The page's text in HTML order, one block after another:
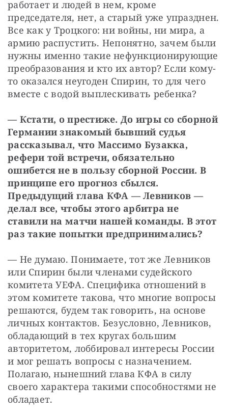
работает и людей в нем, кроме
председателя, нет, а старый уже упразднен.
Все как у Троцкого: ни войны, ни мира, а
армию распустить. Непонятно, зачем были
нужны именно такие нефункционирующие
преобразования и кто их автор? Если кому-
то оказался неугоден Спирин, то для чего
вместе с водой выплескивать ребенка?
— Кстати, о престиже. До игры со сборной
Германии знакомый бывший судья
рассказывал, что Массимо Бузакка,
рефери той встречи, обязательно
ошибется не в пользу сборной России. В
принципе его прогноз сбылся.
Предыдущий глава КФА — Левников —
делал все, чтобы этого арбитра не
ставили на матчи нашей команды. В этот
раз такие попытки предпринимались?
— Не думаю. Понимаете, тот же Левников
или Спирин были членами судейского
комитета УЕФА. Специфика отношений в
этом комитете такова, что многие вопросы
решаются, будем так говорить, на основе
личных контактов. Безусловно, Левников,
обладающий в тех кругах большим
авторитетом, лоббировал интересы России
и мог решать вопросы с назначением.
Полагаю, нынешний глава КФА в силу
своего характера такими способностями не
обладает.